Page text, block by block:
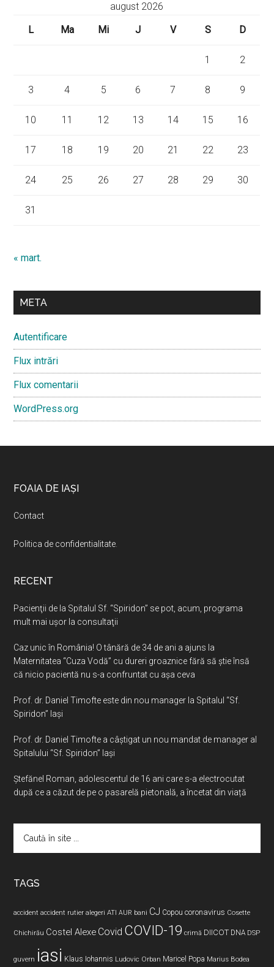
august 2026
L
Ma Mi J V S D
1 2
3 4 5 6 7 8 9
10 11 12 13 14 15 16
17 18 19 20 21 22 23
24 25 26 27 28 29 30
31
« mart.
META
Autentificare
Flux intrări
Flux comentarii
WordPress.org
Footer
FOAIA DE IAȘI
Contact
Politica de confidentialitate
RECENT
Pacienţii de la Spitalul Sf. “Spiridon” se pot, acum, programa
mult mai uşor la consultaţii
Caz unic în România! O tânără de 34 de ani a ajuns la
Maternitatea “Cuza Vodă” cu dureri groaznice fără să ştie însă
că nicio pacientă nu s-a confruntat cu așa ceva
Prof. dr. Daniel Timofte este din nou manager la Spitalul “Sf.
Spiridon” Iaşi
Prof. dr. Daniel Timofte a câștigat un nou mandat de manager al
Spitalului “Sf. Spiridon” Iași
Ştefănel Roman, adolescentul de 16 ani care s-a electrocutat
după ce a căzut de pe o pasarelă pietonală, a încetat din viață
TAGS
accident accident rutier alegeri ATI AUR bani CJ Copou coronavirus Cosette
Chichirău Costel Alexe Covid COVID-19 crimă DIICOT DNA DSP
guvern iasi Klaus Iohannis Ludovic Orban Maricel Popa Marius Bodea